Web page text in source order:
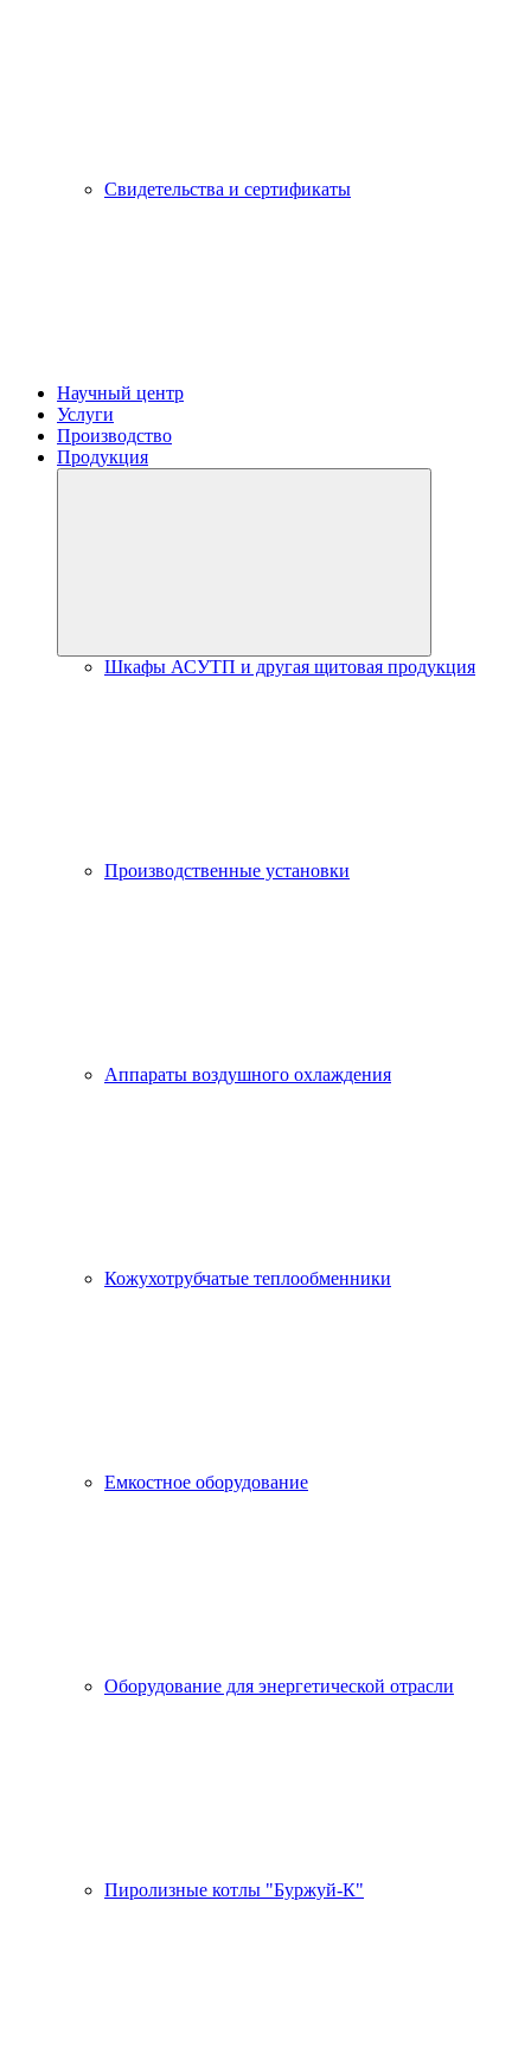
Свидетельства и сертификаты
Научный центр
Услуги
Производство
Продукция
Шкафы АСУТП и другая щитовая продукция
Производственные установки
Аппараты воздушного охлаждения
Кожухотрубчатые теплообменники
Емкостное оборудование
Оборудование для энергетической отрасли
Пиролизные котлы "Буржуй-К"